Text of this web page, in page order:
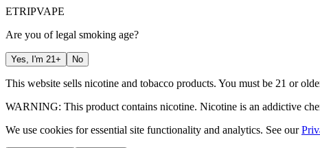
ETRIPVAPE
Are you of legal smoking age?
Yes, I'm 21+ No
This website sells nicotine and tobacco products. You must be 21 or
WARNING: This product contains nicotine. Nicotine is an addictive
We use cookies for essential site functionality and analytics. See our